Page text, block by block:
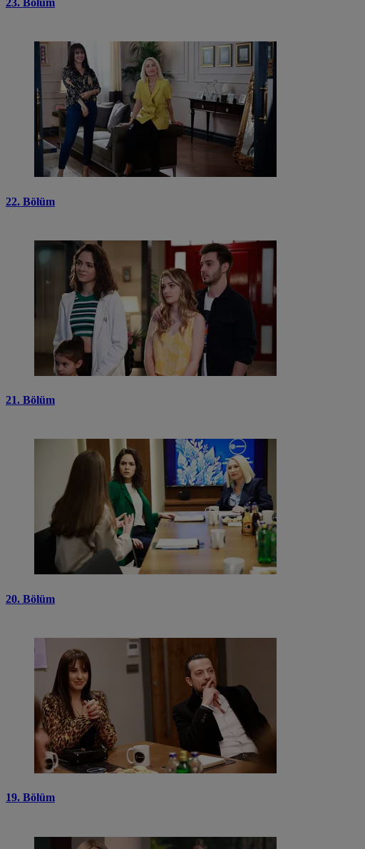
23. Bölüm
22. Bölüm
21. Bölüm
20. Bölüm
19. Bölüm